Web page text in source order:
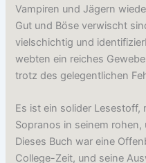
Vampiren und Jägern
Gut und Böse verwischt
vielschichtig und
webten ein reiches
trotz des gelegentlichen
Es ist ein solider Lesestoff,
Sopranos in seinem
Dieses Buch war eine
College-Zeit, und seine